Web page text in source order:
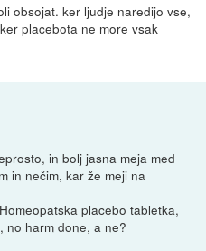
obsojat. ker ljudje naredijo vse,
placebota ne more vsak
in bolj jasna meja med
in nečim, kar že meji na
placebo tabletka,
no harm done, a ne?